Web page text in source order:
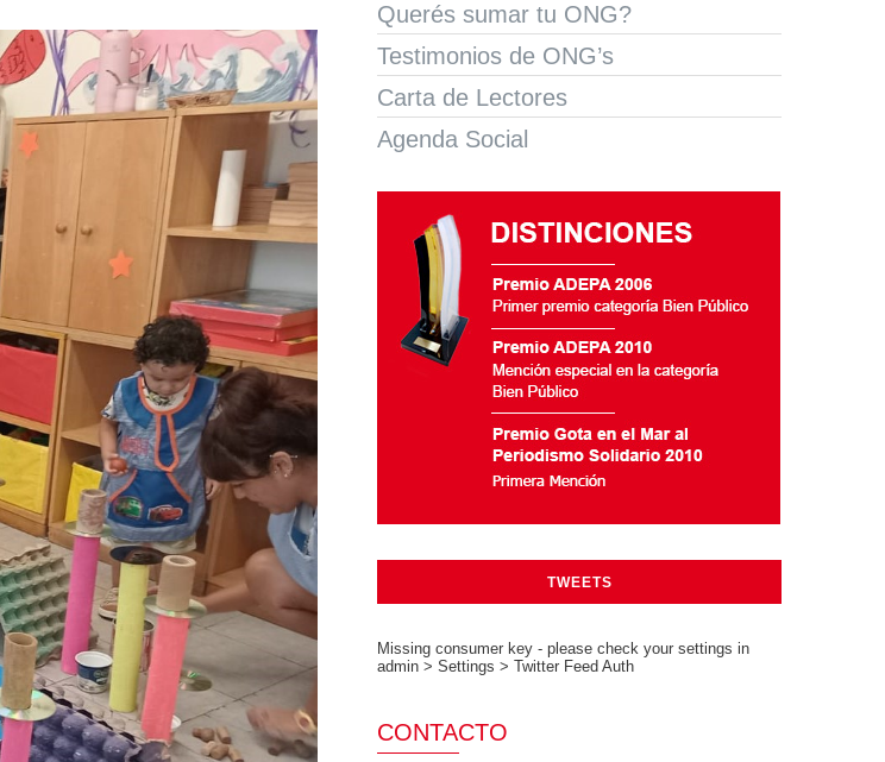
Querés sumar tu ONG?
Testimonios de ONG’s
Carta de Lectores
Agenda Social
TWEETS
Missing consumer key - please check your settings in
admin > Settings > Twitter Feed Auth
CONTACTO